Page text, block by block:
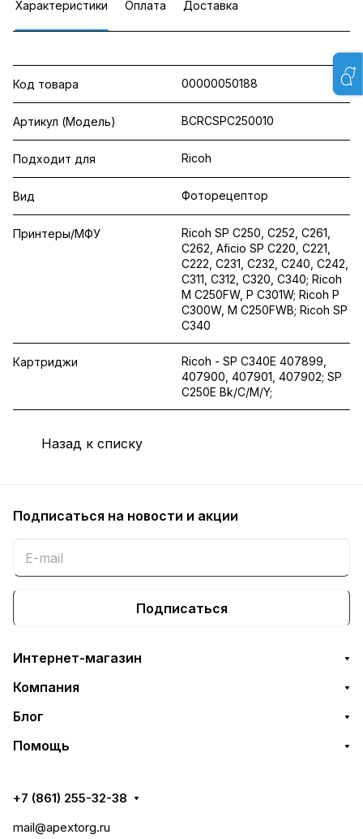
Характеристики Оплата Доставка
Код товара 00000050188
Артикул (Модель) BCRCSPC250010
Подходит для Ricoh
Вид Фоторецептор
Принтеры/МФУ
Ricoh SP C250, C252, C261,
C262, Aficio SP C220, C221,
C222, C231, C232, C240, C242,
C311, C312, C320, C340; Ricoh
M C250FW, P C301W; Ricoh P
C300W, M C250FWB; Ricoh SP
C340
Картриджи
Ricoh - SP C340E 407899,
407900, 407901, 407902; SP
C250E Bk/C/M/Y;
Назад к списку
Подписаться на новости и акции
Подписаться
Интернет-магазин
Компания
Блог
Помощь
+7 (861) 255-32-38
mail@apextorg.ru